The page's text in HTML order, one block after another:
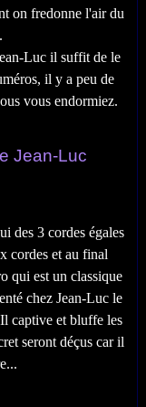
on fredonne l'air du
Luc il suffit de le
il y a peu de
vous endormiez.
Jean-Luc
des 3 cordes égales
cordes et au final
qui est un classique
chez Jean-Luc le
captive et bluffe les
seront déçus car il